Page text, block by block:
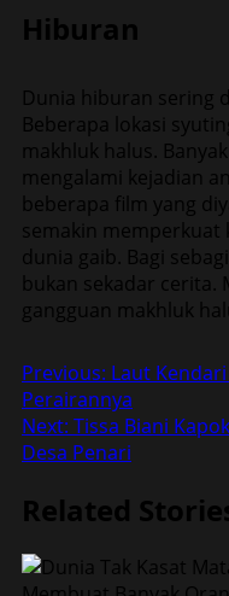
Hiburan
Dunia hiburan sering
Beberapa lokasi
makhluk halus.
mengalami kejadian
beberapa film yang
semakin memperkuat
dunia gaib. Bagi
bukan sekadar cerita.
gangguan makhluk
Post
navigation
Previous: Laut
Perairannya
Next: Tissa Biani
Desa Penari
Related